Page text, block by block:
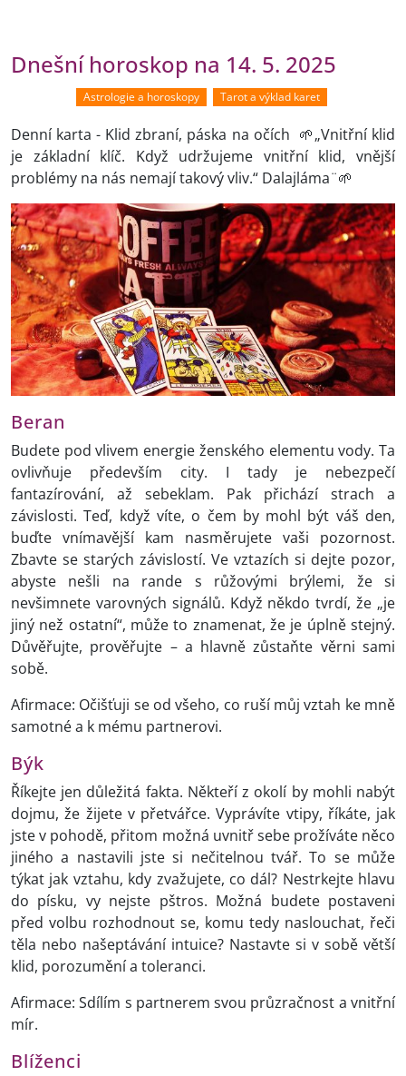
Dnešní horoskop na 14. 5. 2025
Astrologie a horoskopy Tarot a výklad karet
Denní karta - Klid zbraní, páska na očích 🌱„Vnitřní klid
je základní klíč. Když udržujeme vnitřní klid, vnější
problémy na nás nemají takový vliv.“ Dalajláma¨🌱
Beran
Budete pod vlivem energie ženského elementu vody. Ta
ovlivňuje především city. I tady je nebezpečí
fantazírování, až sebeklam. Pak přichází strach a
závislosti. Teď, když víte, o čem by mohl být váš den,
buďte vnímavější kam nasměrujete vaši pozornost.
Zbavte se starých závislostí. Ve vztazích si dejte pozor,
abyste nešli na rande s růžovými brýlemi, že si
nevšimnete varovných signálů. Když někdo tvrdí, že „je
jiný než ostatní“, může to znamenat, že je úplně stejný.
Důvěřujte, prověřujte – a hlavně zůstaňte věrni sami
sobě.
Afirmace: Očišťuji se od všeho, co ruší můj vztah ke mně
samotné a k mému partnerovi.
Býk
Říkejte jen důležitá fakta. Někteří z okolí by mohli nabýt
dojmu, že žijete v přetvářce. Vyprávíte vtipy, říkáte, jak
jste v pohodě, přitom možná uvnitř sebe prožíváte něco
jiného a nastavili jste si nečitelnou tvář. To se může
týkat jak vztahu, kdy zvažujete, co dál? Nestrkejte hlavu
do písku, vy nejste pštros. Možná budete postaveni
před volbu rozhodnout se, komu tedy naslouchat, řeči
těla nebo našeptávání intuice? Nastavte si v sobě větší
klid, porozumění a toleranci.
Afirmace: Sdílím s partnerem svou průzračnost a vnitřní
mír.
Blíženci